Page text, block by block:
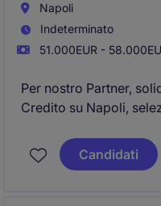
Napoli
Indeterminato
51.000EUR -
Per nostro Partner,
Credito su Napoli,
Candidati